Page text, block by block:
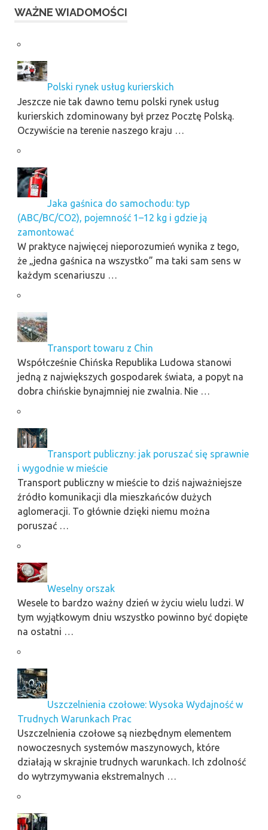
WAŻNE WIADOMOŚCI
Polski rynek usług kurierskich
Jeszcze nie tak dawno temu polski rynek usług
kurierskich zdominowany był przez Pocztę Polską.
Oczywiście na terenie naszego kraju …
Jaka gaśnica do samochodu: typ
(ABC/BC/CO2), pojemność 1–12 kg i gdzie ją
zamontować
W praktyce najwięcej nieporozumień wynika z tego,
że „jedna gaśnica na wszystko” ma taki sam sens w
każdym scenariuszu …
Transport towaru z Chin
Współcześnie Chińska Republika Ludowa stanowi
jedną z największych gospodarek świata, a popyt na
dobra chińskie bynajmniej nie zwalnia. Nie …
Transport publiczny: jak poruszać się sprawnie
i wygodnie w mieście
Transport publiczny w mieście to dziś najważniejsze
źródło komunikacji dla mieszkańców dużych
aglomeracji. To głównie dzięki niemu można
poruszać …
Weselny orszak
Wesele to bardzo ważny dzień w życiu wielu ludzi. W
tym wyjątkowym dniu wszystko powinno być dopięte
na ostatni …
Uszczelnienia czołowe: Wysoka Wydajność w
Trudnych Warunkach Prac
Uszczelnienia czołowe są niezbędnym elementem
nowoczesnych systemów maszynowych, które
działają w skrajnie trudnych warunkach. Ich zdolność
do wytrzymywania ekstremalnych …